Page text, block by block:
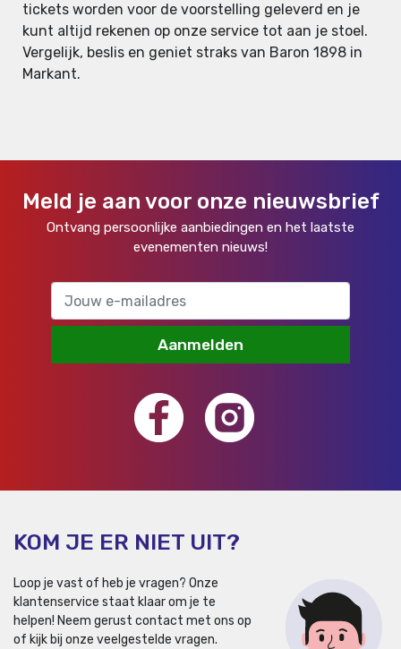
tickets worden voor de voorstelling geleverd en je
kunt altijd rekenen op onze service tot aan je stoel.
Vergelijk, beslis en geniet straks van Baron 1898 in
Markant.
Meld je aan voor onze nieuwsbrief
Ontvang persoonlijke aanbiedingen en het laatste
evenementen nieuws!
Aanmelden
KOM JE ER NIET UIT?
Loop je vast of heb je vragen? Onze
klantenservice staat klaar om je te
helpen! Neem gerust contact met ons op
of kijk bij onze veelgestelde vragen.